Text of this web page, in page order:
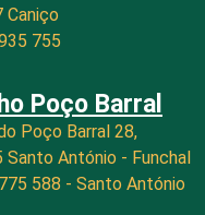
Caniço
755
Poço Barral
Poço Barral 28,
Santo António - Funchal
588 - Santo António